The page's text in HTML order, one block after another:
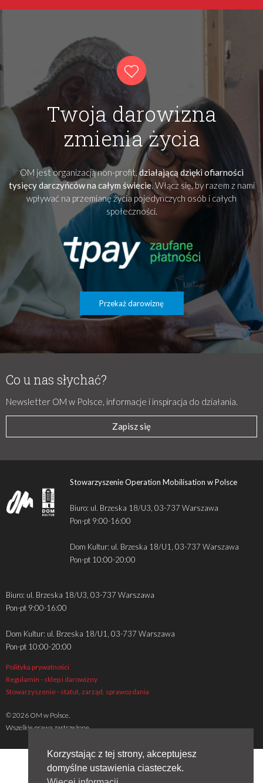
Twoja darowizna
zmienia życia
OM jest organizacją non-profit,działającą dzięki ofiarności
tysięcy darczyńców na całym świecie. Włącz się, by razem z nami
wpływać na przemianę życia pojedynczych osób i całych
społeczności.
Przekaż darowiznę
Co u nas słychać?
Newsletter OM w Polsce, informacje i inspiracja do działania.
Zapisz się
Stowarzyszenie Operation Mobilisation w Polsce
Biuro: ul. Brzeska 18/U3, 03-737 Warszawa
Pon-pt 9:00-16:00
Dom Kultur: ul. Brzeska 18/U1, 03-737 Warszawa
Pon-pt 10:00-20:00
Biuro: ul. Brzeska 18/U3, 03-737 Warszawa
Pon-pt 9:00-16:00
Dom Kultur: ul. Brzeska 18/U1, 03-737 Warszawa
Pon-pt 10:00-20:00
Polityka prywatności
Regulamin - sklep i darowizny
Stowarzyszenie - statut, zarząd, sprawozdania
© 2026 OM w Polsce.
Wszelkie prawa zastrzeżone
Korzystając z tej strony, akceptujesz
domyślne ustawienia ciasteczek.